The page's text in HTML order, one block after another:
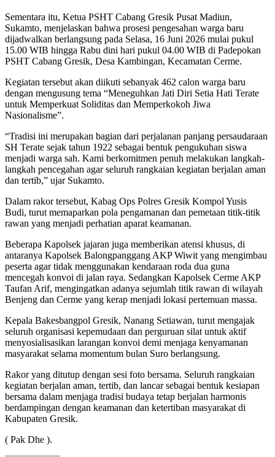
Sementara itu, Ketua PSHT Cabang Gresik Pusat Madiun,
Sukamto, menjelaskan bahwa prosesi pengesahan warga baru
dijadwalkan berlangsung pada Selasa, 16 Juni 2026 mulai pukul
15.00 WIB hingga Rabu dini hari pukul 04.00 WIB di Padepokan
PSHT Cabang Gresik, Desa Kambingan, Kecamatan Cerme.
Kegiatan tersebut akan diikuti sebanyak 462 calon warga baru
dengan mengusung tema “Meneguhkan Jati Diri Setia Hati Terate
untuk Memperkuat Soliditas dan Memperkokoh Jiwa
Nasionalisme”.
“Tradisi ini merupakan bagian dari perjalanan panjang persaudaraan
SH Terate sejak tahun 1922 sebagai bentuk pengukuhan siswa
menjadi warga sah. Kami berkomitmen penuh melakukan langkah-
langkah pencegahan agar seluruh rangkaian kegiatan berjalan aman
dan tertib,” ujar Sukamto.
Dalam rakor tersebut, Kabag Ops Polres Gresik Kompol Yusis
Budi, turut memaparkan pola pengamanan dan pemetaan titik-titik
rawan yang menjadi perhatian aparat keamanan.
Beberapa Kapolsek jajaran juga memberikan atensi khusus, di
antaranya Kapolsek Balongpanggang AKP Wiwit yang mengimbau
peserta agar tidak menggunakan kendaraan roda dua guna
mencegah konvoi di jalan raya. Sedangkan Kapolsek Cerme AKP
Taufan Arif, mengingatkan adanya sejumlah titik rawan di wilayah
Benjeng dan Cerme yang kerap menjadi lokasi pertemuan massa.
Kepala Bakesbangpol Gresik, Nanang Setiawan, turut mengajak
seluruh organisasi kepemudaan dan perguruan silat untuk aktif
menyosialisasikan larangan konvoi demi menjaga kenyamanan
masyarakat selama momentum bulan Suro berlangsung.
Rakor yang ditutup dengan sesi foto bersama. Seluruh rangkaian
kegiatan berjalan aman, tertib, dan lancar sebagai bentuk kesiapan
bersama dalam menjaga tradisi budaya tetap berjalan harmonis
berdampingan dengan keamanan dan ketertiban masyarakat di
Kabupaten Gresik.
( Pak Dhe ).